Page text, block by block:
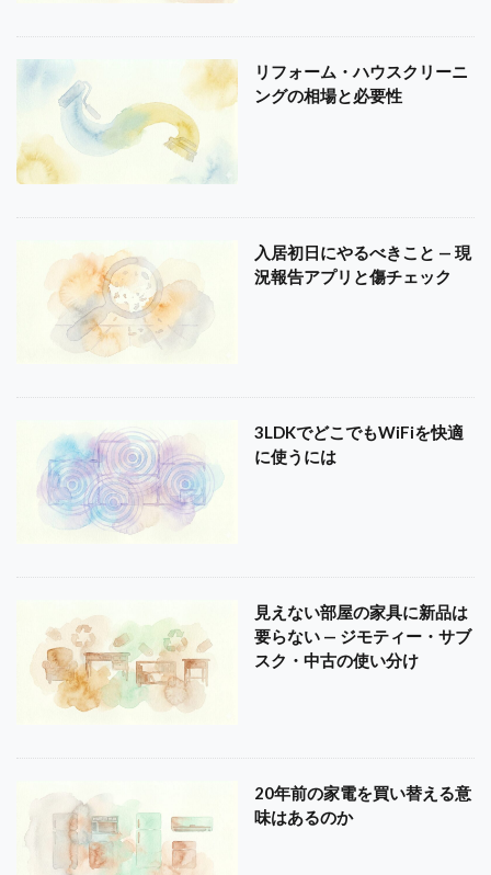
リフォーム・ハウスクリーニ
ングの相場と必要性
入居初日にやるべきこと — 現
況報告アプリと傷チェック
3LDKでどこでもWiFiを快適
に使うには
見えない部屋の家具に新品は
要らない — ジモティー・サブ
スク・中古の使い分け
20年前の家電を買い替える意
味はあるのか